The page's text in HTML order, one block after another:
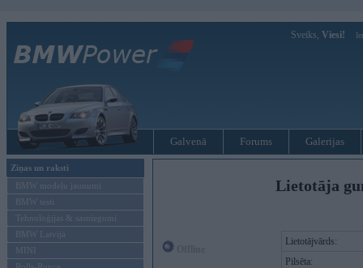
Sveiks, Viesi!
Galvenā Forums Galerijas
Ziņas un raksti
BMW modeļu jaunumi
BMW testi
Tehnoloģijas & sasniegumi
BMW Latvijā
MINI
Lietotāja
Lietotājvārds:
Pilsēta: